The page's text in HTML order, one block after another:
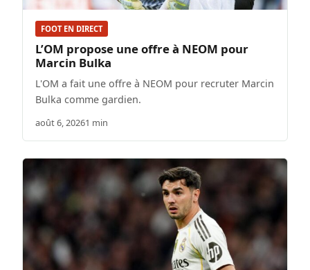
FOOT EN DIRECT
L’OM propose une offre à NEOM pour
Marcin Bulka
L'OM a fait une offre à NEOM pour recruter Marcin
Bulka comme gardien.
août 6, 20261 min